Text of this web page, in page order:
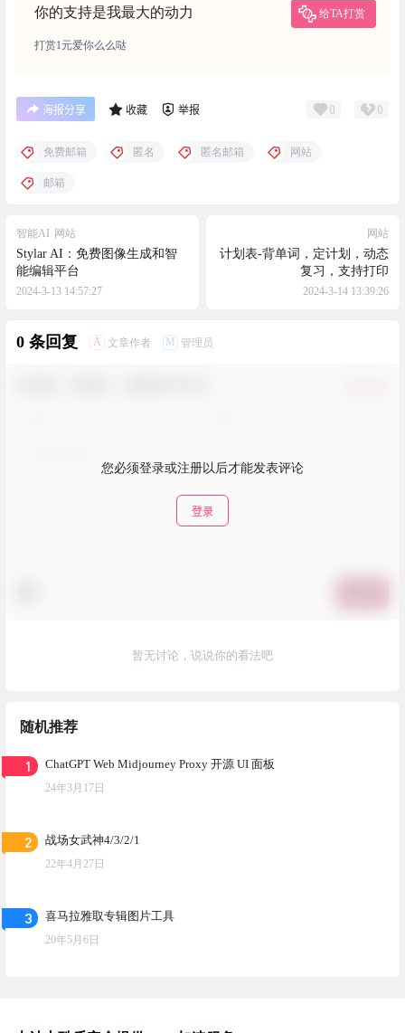
你的支持是我最大的动力 给TA打赏
打赏1元爱你么么哒
海报分享 收藏 举报 0 0
免费邮箱 匿名 匿名邮箱 网站
邮箱
智能AI 网站
Stylar AI：免费图像生成和智
能编辑平台
2024-3-13 14:57:27
网站
计划表-背单词，定计划，动态
复习，支持打印
2024-3-14 13:39:26
0 条回复 A 文章作者 M 管理员
您必须登录或注册以后才能发表评论
登录
暂无讨论，说说你的看法吧
随机推荐
1 ChatGPT Web Midjourney Proxy 开源 UI 面板
24年3月17日
2 战场女武神4/3/2/1
22年4月27日
3 喜马拉雅取专辑图片工具
20年5月6日